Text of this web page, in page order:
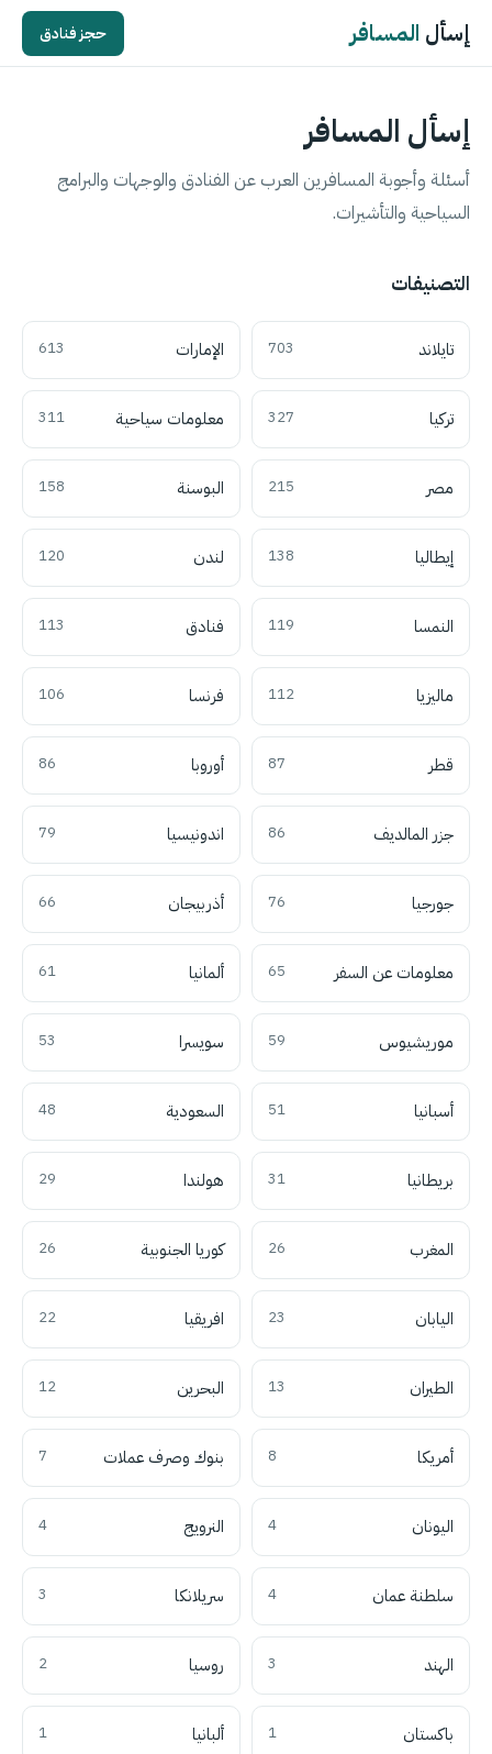
إسأل المسافر حجز فنادق
إسأل المسافر
أسئلة وأجوبة المسافرين العرب عن الفنادق والوجهات والبرامج
السياحية والتأشيرات.
التصنيفات
تايلاند 703 الإمارات 613
تركيا 327 معلومات سياحية 311
مصر 215 البوسنة 158
إيطاليا 138 لندن 120
النمسا 119 فنادق 113
ماليزيا 112 فرنسا 106
قطر 87 أوروبا 86
جزر المالديف 86 اندونيسيا 79
جورجيا 76 أذربيجان 66
معلومات عن السفر 65 ألمانيا 61
موريشيوس 59 سويسرا 53
أسبانيا 51 السعودية 48
بريطانيا 31 هولندا 29
المغرب 26 كوريا الجنوبية 26
اليابان 23 افريقيا 22
الطيران 13 البحرين 12
أمريكا 8 بنوك وصرف عملات 7
اليونان 4 النرويج 4
سلطنة عمان 4 سريلانكا 3
الهند 3 روسيا 2
باكستان 1 ألبانيا 1